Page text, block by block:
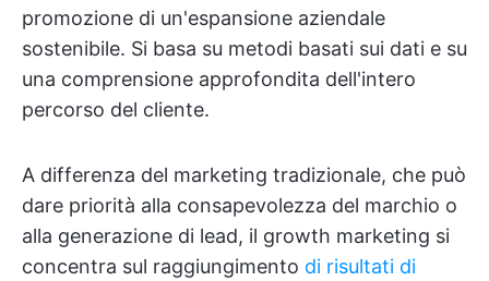
promozione di un'espansione aziendale
sostenibile. Si basa su metodi basati sui dati e su
una comprensione approfondita dell'intero
percorso del cliente.
A differenza del marketing tradizionale, che può
dare priorità alla consapevolezza del marchio o
alla generazione di lead, il growth marketing si
concentra sul raggiungimento di risultati di